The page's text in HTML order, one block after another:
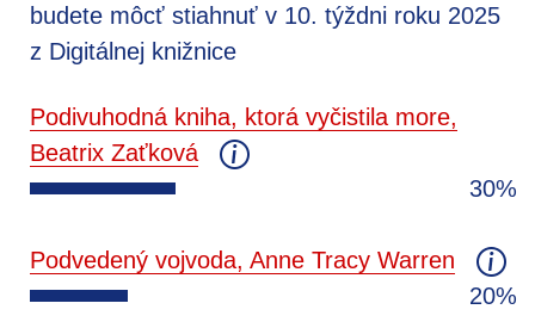
budete môcť stiahnuť v 10. týždni roku 2025
z Digitálnej knižnice
Podivuhodná kniha, ktorá vyčistila more,
Beatrix Zaťková
30%
Podvedený vojvoda, Anne Tracy Warren
20%